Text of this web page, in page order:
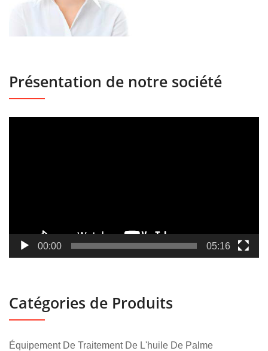
Présentation de notre société
00:00 05:16
Catégories de Produits
Équipement De Traitement De L'huile De Palme